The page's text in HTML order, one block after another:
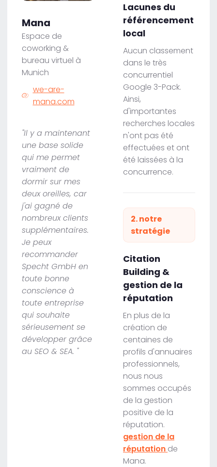
Lacunes du
référencement
local
Aucun classement
dans le très
concurrentiel
Google 3-Pack.
Ainsi,
d'importantes
recherches locales
n'ont pas été
effectuées et ont
été laissées à la
concurrence.
2. notre
stratégie
Citation
Building &
gestion de la
réputation
En plus de la
création de
centaines de
profils d'annuaires
professionnels,
nous nous
sommes occupés
de la gestion
positive de la
réputation.
gestion de la
réputation de
Mana.
Mana
Espace de
coworking &
bureau virtuel à
Munich
we-are-
mana.com
"Il y a maintenant
une base solide
qui me permet
vraiment de
dormir sur mes
deux oreilles, car
j'ai gagné de
nombreux clients
supplémentaires.
Je peux
recommander
Specht GmbH en
toute bonne
conscience à
toute entreprise
qui souhaite
sérieusement se
développer grâce
au SEO & SEA. "